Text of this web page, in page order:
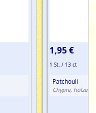
1,95 €
1 St. / 13 ct
Patchouli
Chypre,